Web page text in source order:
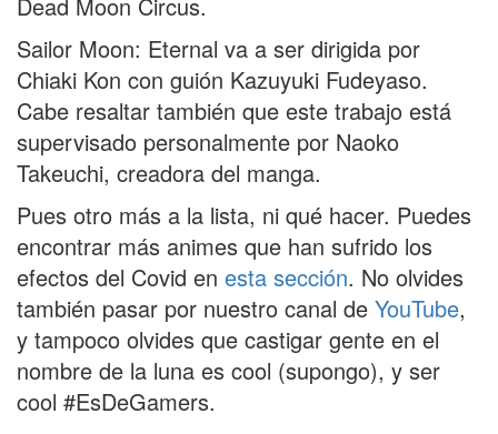
Dead Moon Circus.
Sailor Moon: Eternal va a ser dirigida por
Chiaki Kon con guión Kazuyuki Fudeyaso.
Cabe resaltar también que este trabajo está
supervisado personalmente por Naoko
Takeuchi, creadora del manga.
Pues otro más a la lista, ni qué hacer. Puedes
encontrar más animes que han sufrido los
efectos del Covid en esta sección. No olvides
también pasar por nuestro canal de YouTube,
y tampoco olvides que castigar gente en el
nombre de la luna es cool (supongo), y ser
cool #EsDeGamers.